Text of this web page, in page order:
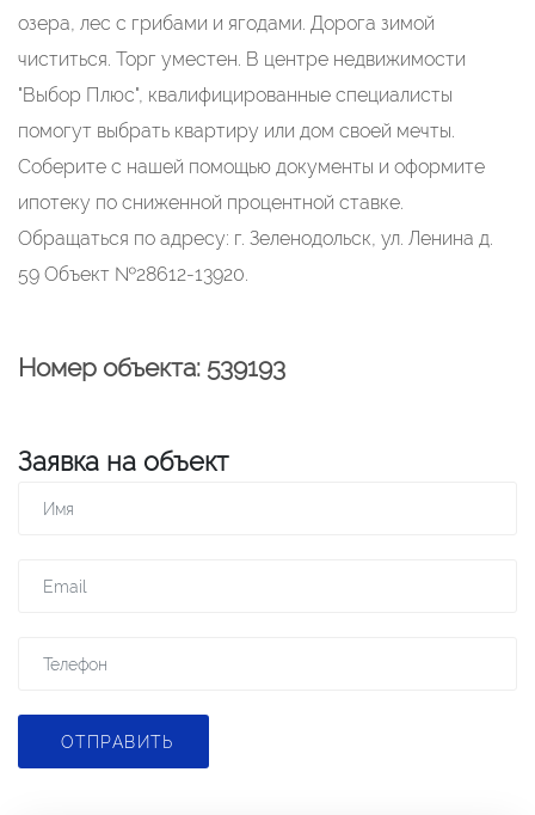
озера, лес с грибами и ягодами. Дорога зимой
чиститься. Торг уместен. В центре недвижимости
"Выбор Плюс", квалифицированные специалисты
помогут выбрать квартиру или дом своей мечты.
Соберите с нашей помощью документы и оформите
ипотеку по сниженной процентной ставке.
Обращаться по адресу: г. Зеленодольск, ул. Ленина д.
59 Объект №28612-13920.
Номер объекта: 539193
Заявка на объект
ОТПРАВИТЬ